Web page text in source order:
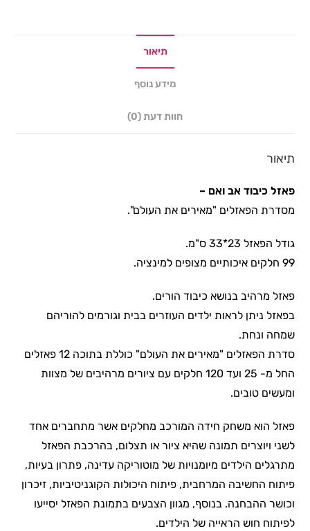
תיאור
מידע נוסף
חוות דעת (0)
תיאור
פאזל כיבוד אב ואם –
מסדרת הפאזלים "מאירים את העולם".
גודל הפאזל 23*33 ס"מ.
99 חלקים איכותיים מצופים למינציה.
פאזל מרהיב בנושא כיבוד הורים.
בפאזל ניתן לראות ילדים העוזרים בבית וגורמים להוריהם
שמחה ונחת.
סדרת הפאזלים "מאירים את העולם" כוללת בתוכה 12 פאזלים
החל מ- 25 ועד 120 חלקים עם ציורים מרהיבים של מצוות
ומעשים טובים.
פאזל הוא משחק חידה המורכב מחלקים אשר מתחברים אחד
לשני ויוצרים תמונה שהיא ציור או תצלום, בהרכבת הפאזל
מתרגלים הילדים מיומנויות של מוטוריקה עדינה, פתרון בעיות,
פיתוח החשיבה המרחבית, פיתוח היכולות הקוגניטיביות, זיכרון
וכושר ההבחנה. בנוסף, מגוון הצבעים בתמונת הפאזל יסייעו
לפיתוח חוש הראייה של הילדים.